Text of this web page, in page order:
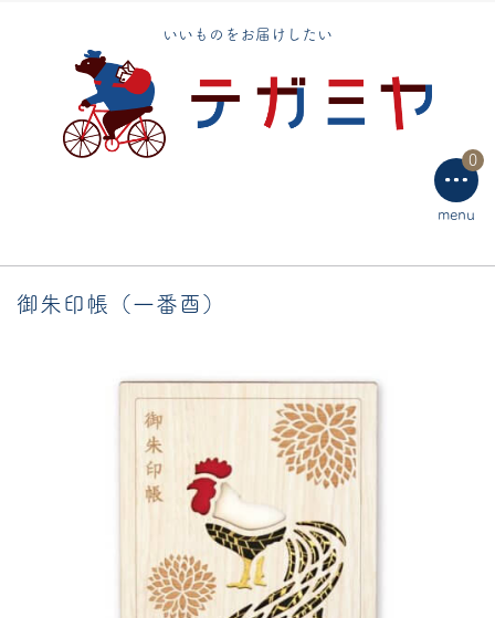
いいものをお届けしたい
0
テーブルウェア
ラッピング用品
menu
御朱印帳（一番酉）